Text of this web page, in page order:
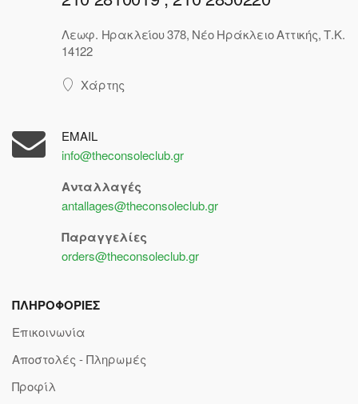
Λεωφ. Ηρακλείου 378, Νέο Ηράκλειο Αττικής, Τ.Κ.
14122
Χάρτης
EMAIL
info@theconsoleclub.gr
Ανταλλαγές
antallages@theconsoleclub.gr
Παραγγελίες
orders@theconsoleclub.gr
ΠΛΗΡΟΦΟΡΙΕΣ
Επικοινωνία
Αποστολές - Πληρωμές
Προφίλ